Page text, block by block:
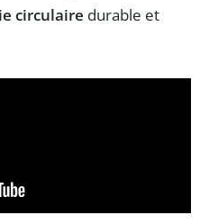
circulaire durable et